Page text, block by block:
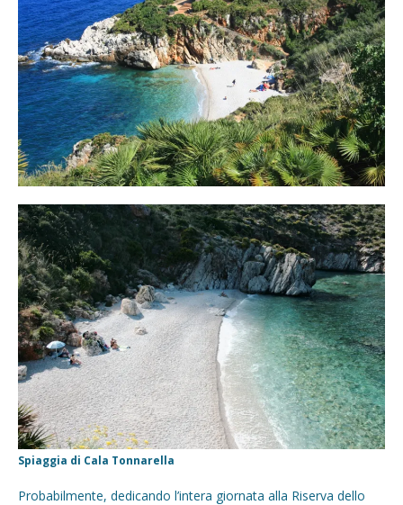
Spiaggia di Cala Tonnarella
Probabilmente, dedicando l’intera giornata alla Riserva dello